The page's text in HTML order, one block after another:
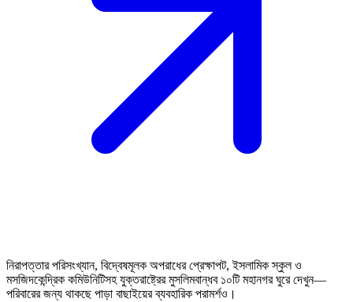
নিরাপত্তার পরিসংখ্যান, বিদ্বেষমূলক অপরাধের প্রেক্ষাপট, ইসলামিক স্কুল ও
মসজিদকেন্দ্রিক কমিউনিটিসহ যুক্তরাষ্ট্রের মুসলিমবান্ধব ১০টি মহানগর ঘুরে দেখুন—
পরিবারের জন্য থাকছে পাড়া বাছাইয়ের ব্যবহারিক পরামর্শও।